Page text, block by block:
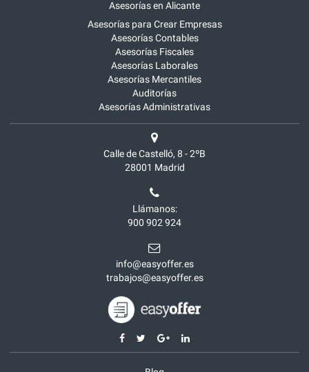
Asesorías en Alicante
Asesorías para Crear Empresas
Asesorías Contables
Asesorías Fiscales
Asesorías Laborales
Asesorías Mercantiles
Auditorías
Asesorías Administrativas
Calle de Castelló, 8 - 2ºB
28001 Madrid
Llámanos:
900 902 924
info@easyoffer.es
trabajos@easyoffer.es